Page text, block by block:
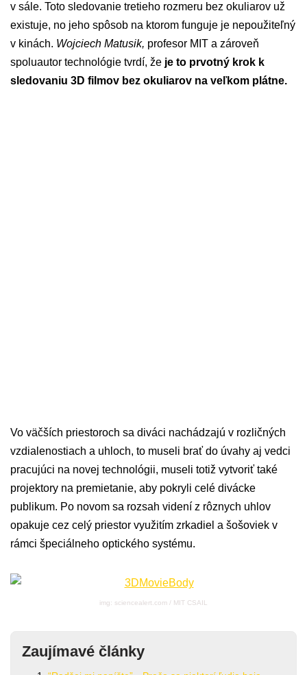
v sále. Toto sledovanie tretieho rozmeru bez okuliarov už
existuje, no jeho spôsob na ktorom funguje je nepoužiteľný
v kinách. Wojciech Matusik, profesor MIT a zároveň
spoluautor technológie tvrdí, že je to prvotný krok k
sledovaniu 3D filmov bez okuliarov na veľkom plátne.
Vo väčších priestoroch sa diváci nachádzajú v rozličných
vzdialenostiach a uhloch, to museli brať do úvahy aj vedci
pracujúci na novej technológii, museli totiž vytvoriť také
projektory na premietanie, aby pokryli celé divácke
publikum. Po novom sa rozsah videní z rôznych uhlov
opakuje cez celý priestor využitím zrkadiel a šošoviek v
rámci špeciálneho optického systému.
img: sciencealert.com / MIT CSAIL
Zaujímavé články